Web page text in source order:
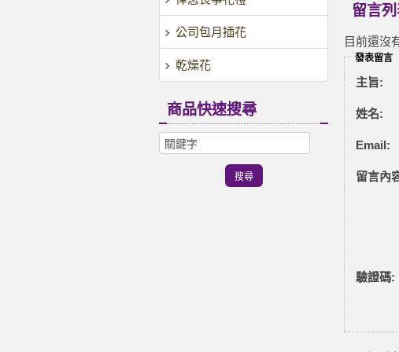
公司包月插花
乾燥花
商品快速搜尋
留言
目前還沒
發表留言
主旨:
姓名:
Email:
留言內
驗證碼: